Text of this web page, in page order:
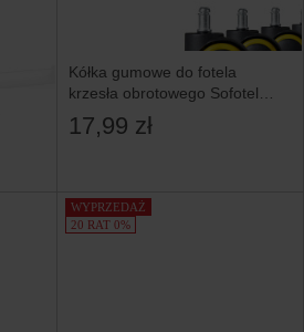
Kółka gumowe do fotela
krzesła obrotowego Sofotel
5 szt.
17,99 zł
WYPRZEDAŻ
20 RAT 0%